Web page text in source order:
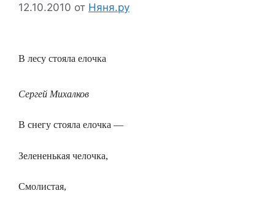
12.10.2010 от Няня.ру
В лесу стояла елочка
Сергей Михалков
В снегу стояла елочка —
Зелененькая челочка,
Смолистая,